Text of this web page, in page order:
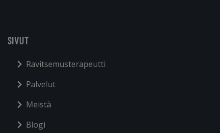
SIVUT
Ravitsemusterapeutti
Palvelut
Meistä
Blogi